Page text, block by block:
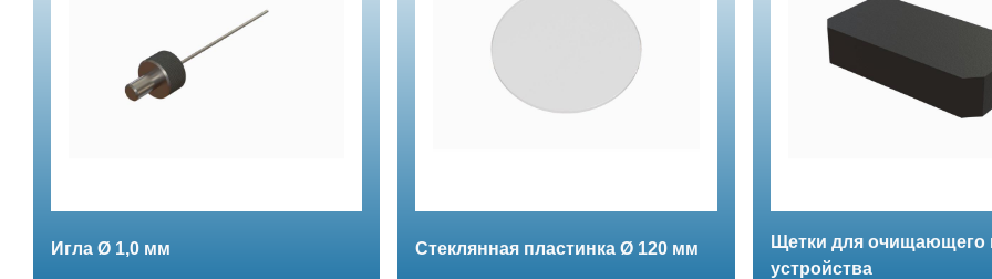
Игла Ø 1,0 мм Стеклянная пластинка Ø 120 мм
Щетки для очищающего
устройства